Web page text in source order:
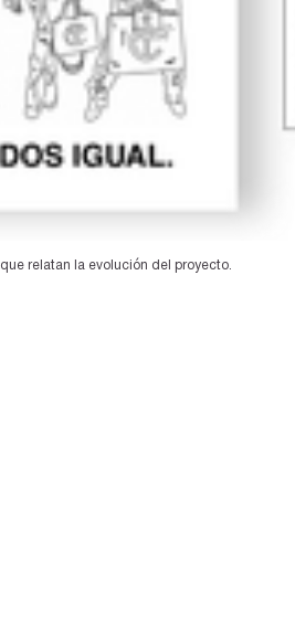
relatan la evolución del proyecto.